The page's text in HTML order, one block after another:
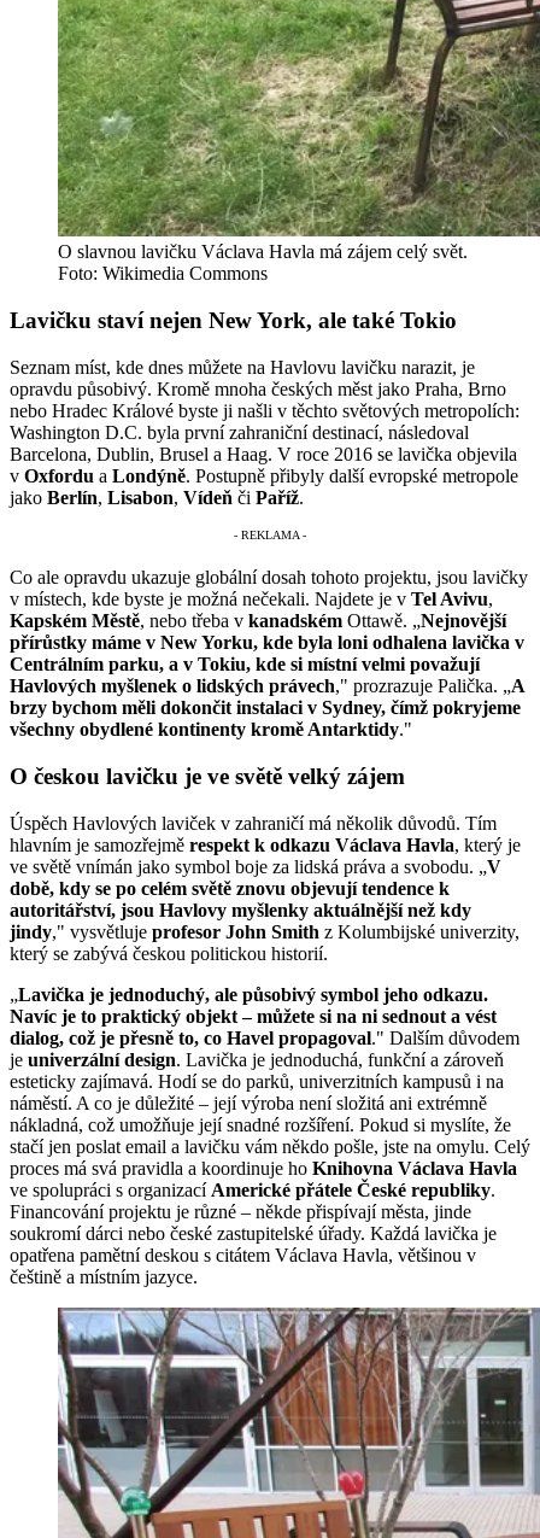
O slavnou lavičku Václava Havla má zájem celý svět.
Foto: Wikimedia Commons
Lavičku staví nejen New York, ale také Tokio
Seznam míst, kde dnes můžete na Havlovu lavičku narazit, je
opravdu působivý. Kromě mnoha českých měst jako Praha, Brno
nebo Hradec Králové byste ji našli v těchto světových metropolích:
Washington D.C. byla první zahraniční destinací, následoval
Barcelona, Dublin, Brusel a Haag. V roce 2016 se lavička objevila
v Oxfordu a Londýně. Postupně přibyly další evropské metropole
jako Berlín, Lisabon, Vídeň či Paříž.
Co ale opravdu ukazuje globální dosah tohoto projektu, jsou lavičky
v místech, kde byste je možná nečekali. Najdete je v Tel Avivu,
Kapském Městě, nebo třeba v kanadském Ottawě. „Nejnovější
přírůstky máme v New Yorku, kde byla loni odhalena lavička v
Centrálním parku, a v Tokiu, kde si místní velmi považují
Havlových myšlenek o lidských právech," prozrazuje Palička. „A
brzy bychom měli dokončit instalaci v Sydney, čímž pokryjeme
všechny obydlené kontinenty kromě Antarktidy."
O českou lavičku je ve světě velký zájem
Úspěch Havlových laviček v zahraničí má několik důvodů. Tím
hlavním je samozřejmě respekt k odkazu Václava Havla, který je
ve světě vnímán jako symbol boje za lidská práva a svobodu. „V
době, kdy se po celém světě znovu objevují tendence k
autoritářství, jsou Havlovy myšlenky aktuálnější než kdy
jindy," vysvětluje profesor John Smith z Kolumbijské univerzity,
který se zabývá českou politickou historií.
„Lavička je jednoduchý, ale působivý symbol jeho odkazu.
Navíc je to praktický objekt – můžete si na ni sednout a vést
dialog, což je přesně to, co Havel propagoval." Dalším důvodem
je univerzální design. Lavička je jednoduchá, funkční a zároveň
esteticky zajímavá. Hodí se do parků, univerzitních kampusů i na
náměstí. A co je důležité – její výroba není složitá ani extrémně
nákladná, což umožňuje její snadné rozšíření. Pokud si myslíte, že
stačí jen poslat email a lavičku vám někdo pošle, jste na omylu. Celý
proces má svá pravidla a koordinuje ho Knihovna Václava Havla
ve spolupráci s organizací Americké přátele České republiky.
Financování projektu je různé – někde přispívají města, jinde
soukromí dárci nebo české zastupitelské úřady. Každá lavička je
opatřena pamětní deskou s citátem Václava Havla, většinou v
češtině a místním jazyce.